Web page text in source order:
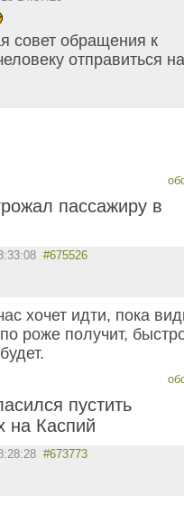
совет обращения к
отправиться
пассажиру в
#675526
хочет идти, пока
роже получит,
пустить
на Каспий
#673773